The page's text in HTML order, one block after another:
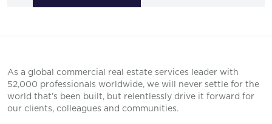
As a global commercial real estate services leader with
52,000 professionals worldwide, we will never settle for the
world that’s been built, but relentlessly drive it forward for
our clients, colleagues and communities.